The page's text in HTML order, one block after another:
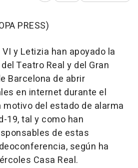
PRESS)
y Letizia han apoyado la
Teatro Real y del Gran
Barcelona de abrir
en internet durante el
del estado de alarma
19, tal y como han
de estas
según ha
Casa Real.